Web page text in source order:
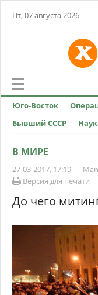
Пт, 07 августа 2026
Юго-Восток
Бывший СССР
В МИРЕ
27-03-2017, 17:19
Версия для печати
До чего